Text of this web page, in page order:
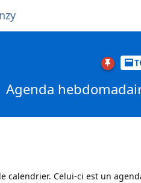
Agenda
calendrier. Celui-ci est un